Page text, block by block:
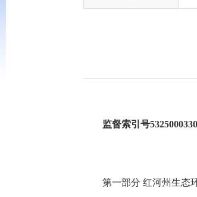
监督索引号
第一部分 红河州生态